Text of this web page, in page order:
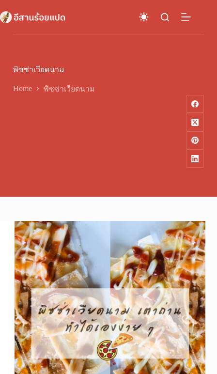
to
content
พิซซ่าเวียดนาม
Home พิซซ่าเวียดนาม